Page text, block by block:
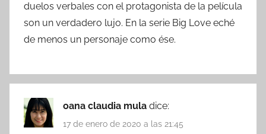
duelos verbales con el protagonista de la película
son un verdadero lujo. En la serie Big Love eché
de menos un personaje como ése.
oana claudia mula dice:
17 de enero de 2020 a las 21:45